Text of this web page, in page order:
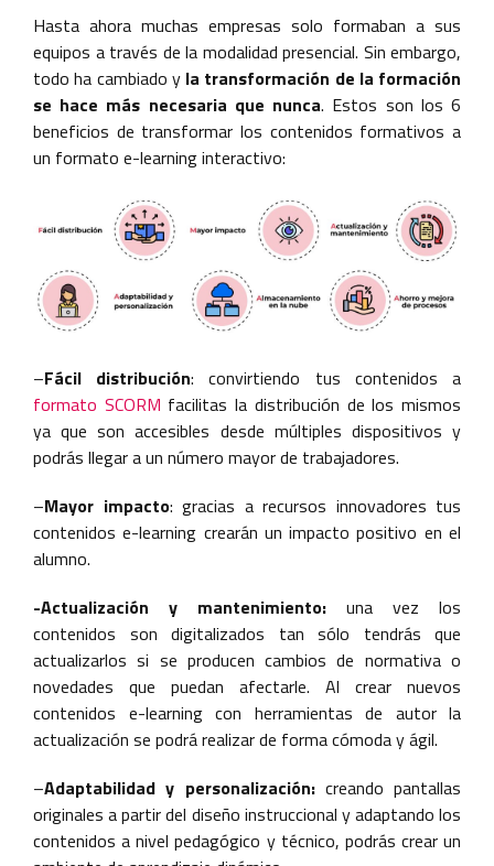
Hasta ahora muchas empresas solo formaban a sus
equipos a través de la modalidad presencial. Sin embargo,
todo ha cambiado y la transformación de la formación
se hace más necesaria que nunca. Estos son los 6
beneficios de transformar los contenidos formativos a
un formato e-learning interactivo:
–Fácil distribución: convirtiendo tus contenidos a
formato SCORM facilitas la distribución de los mismos
ya que son accesibles desde múltiples dispositivos y
podrás llegar a un número mayor de trabajadores.
–Mayor impacto: gracias a recursos innovadores tus
contenidos e-learning crearán un impacto positivo en el
alumno.
-Actualización y mantenimiento: una vez los
contenidos son digitalizados tan sólo tendrás que
actualizarlos si se producen cambios de normativa o
novedades que puedan afectarle. Al crear nuevos
contenidos e-learning con herramientas de autor la
actualización se podrá realizar de forma cómoda y ágil.
–Adaptabilidad y personalización: creando pantallas
originales a partir del diseño instruccional y adaptando los
contenidos a nivel pedagógico y técnico, podrás crear un